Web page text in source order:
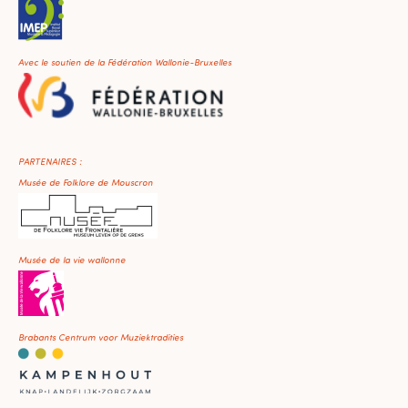
Avec le soutien de la Fédération Wallonie-Bruxelles
PARTENAIRES :
Musée de Folklore de Mouscron
Musée de la vie wallonne
Brabants Centrum voor Muziektradities